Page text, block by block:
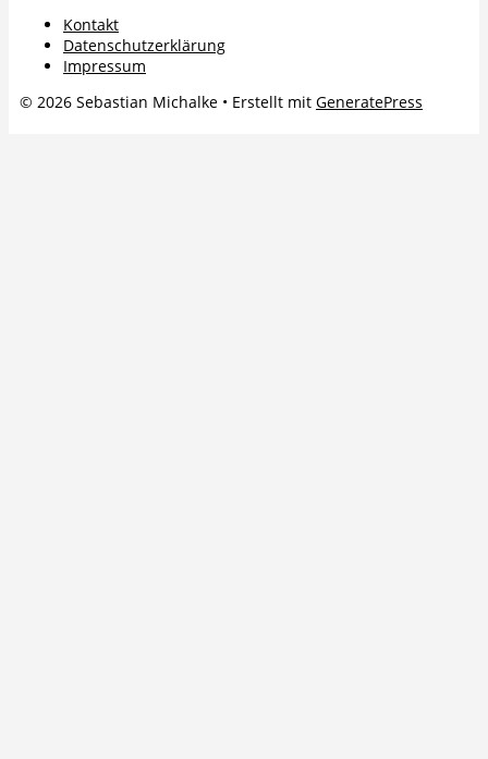
Kontakt
Datenschutzerklärung
Impressum
© 2026 Sebastian Michalke • Erstellt mit GeneratePress